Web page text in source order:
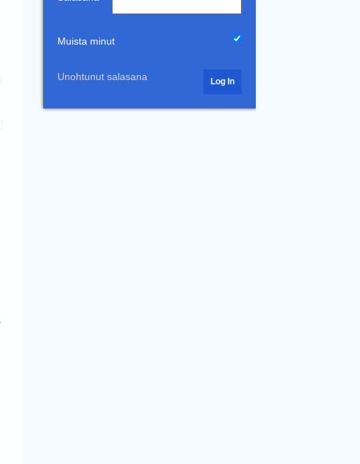
Muista minut
Unohtunut salasana